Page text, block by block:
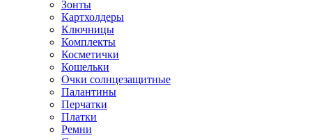
Зонты
Картхолдеры
Ключницы
Комплекты
Косметички
Кошельки
Очки солнцезащитные
Палантины
Перчатки
Платки
Ремни